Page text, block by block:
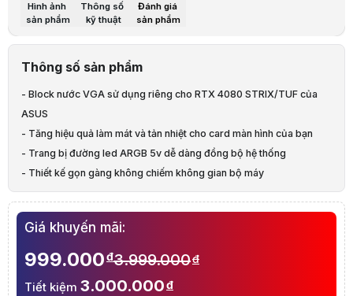
Lưu ý:Bài viết và hình ảnh mang tính tham khảo. Cấu hình và đặc
Danh mục:
Tản nhiệt nước Custom
Hình ảnh
sản phẩm
Thông số
kỹ thuật
Đánh giá
sản phẩm
Thông số sản phẩm
- Block nước VGA sử dụng riêng cho RTX 4080 STRIX/TUF của
ASUS
- Tăng hiệu quả làm mát và tản nhiệt cho card màn hình của bạn
- Trang bị đường led ARGB 5v dễ dàng đồng bộ hệ thống
- Thiết kế gọn gàng không chiếm không gian bộ máy
- Block nước có đi kèm Backplate
Giá khuyến mãi:
999.000đ3.999.000đ
Tiết kiệm 3.000.000đ